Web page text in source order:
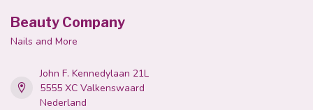
Beauty Company
Nails and More
John F. Kennedylaan 21L
5555 XC Valkenswaard
Nederland